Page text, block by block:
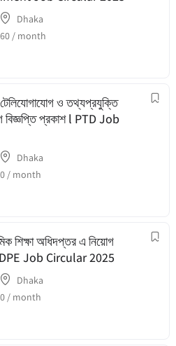
Dhaka
/ month
ও তথ্যপ্রযুক্তি
বিজ্ঞপ্তি প্রকাশ l PTD Job
Dhaka
/ month
শিক্ষা অধিদপ্তর এ নিয়োগ
DPE Job Circular 2025
Dhaka
/ month